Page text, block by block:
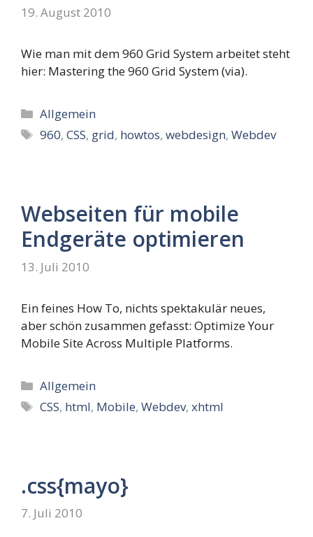
19. August 2010
Wie man mit dem 960 Grid System arbeitet steht
hier: Mastering the 960 Grid System (via).
Kategorien
Allgemein
Schlagwörter
960,CSS, grid, howtos,webdesign,Webdev
Webseiten für mobile
Endgeräte optimieren
13. Juli 2010
Ein feines How To, nichts spektakulär neues,
aber schön zusammen gefasst: Optimize Your
Mobile Site Across Multiple Platforms.
Kategorien
Allgemein
Schlagwörter
CSS, html, Mobile,Webdev,xhtml
.css{mayo}
7. Juli 2010